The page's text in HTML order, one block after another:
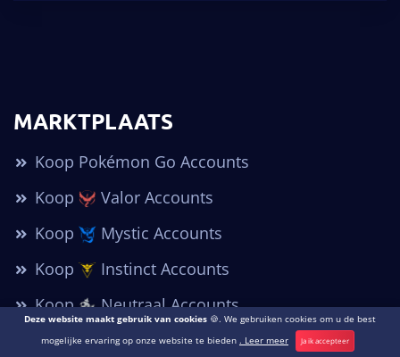
MARKTPLAATS
Koop Pokémon Go Accounts
Koop
Valor Accounts
Koop
Mystic Accounts
Koop
Instinct Accounts
Koop
Neutraal Accounts
Waarom Pokémon Go Accounts kopen?
Deze website maakt gebruik van cookies 🍪. We gebruiken cookies om u de best
mogelijke ervaring op onze website te bieden . Leer meer Ja ik accepteer